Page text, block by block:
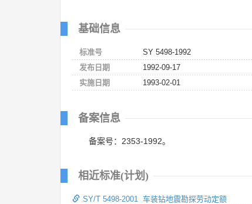
基础信息
标准号
SY 5498-1992
发布日期
1992-09-17
实施日期
1993-02-01
备案信息
备案号：2353-1992。
相近标准(计划)
SY/T 5498-2001 车装钻地震勘探劳动定额